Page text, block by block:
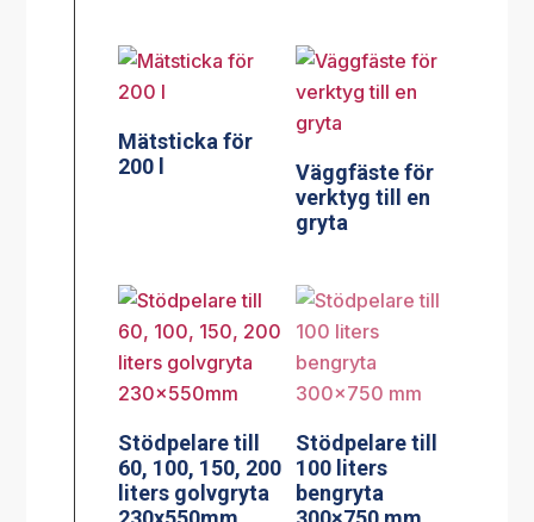
Mätsticka för
200 l
Väggfäste för
verktyg till en
gryta
Stödpelare till
60, 100, 150, 200
liters golvgryta
Stödpelare till
100 liters
bengryta